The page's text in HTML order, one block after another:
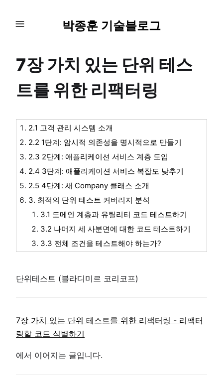
박종훈 기술블로그
7장 가치 있는 단위 테스
트를 위한 리팩터링
2.1 고객 관리 시스템 소개
2.2 1단계: 암시적 의존성을 명시적으로 만들기
2.3 2단계: 애플리케이션 서비스 계층 도입
2.4 3단계: 애플리케이션 서비스 복잡도 낮추기
2.5 4단계: 새 Company 클래스 소개
3. 최적의 단위 테스트 커버리지 분석
3.1 도메인 계층과 유틸리티 코드 테스트하기
3.2 나머지 세 사분면에 대한 코드 테스트하기
3.3 전체 조건을 테스트해야 하는가?
단위테스트 (블라디미르 코리코프)
7장 가치 있는 단위 테스트를 위한 리팩터링 - 리팩터
링할 코드 식별하기
에서 이어지는 글입니다.